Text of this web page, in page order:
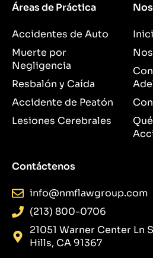
Áreas de Práctica
Accidentes de Auto
Muerte por
Negligencia
Resbalón y Caída
Accidente de Peatón
Lesiones Cerebrales
Contáctenos
info@nmflawgroup.com
(213) 800-0706
21051 Warner Center Ln
Hills, CA 91367